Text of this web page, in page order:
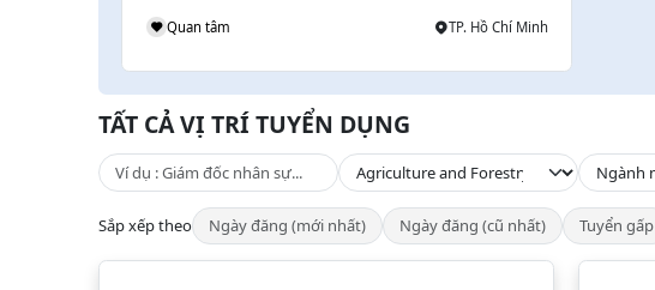
Quan tâm TP. Hồ Chí Minh
TẤT CẢ VỊ TRÍ TUYỂN DỤNG
Sắp xếp theo Ngày đăng (mới nhất) Ngày đăng (cũ nhất) Tuyển gấp